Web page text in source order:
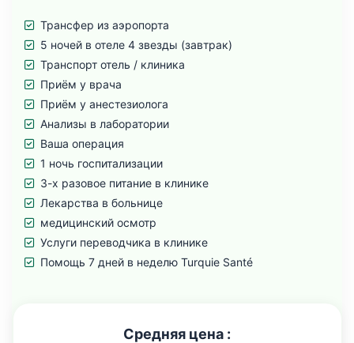
Трансфер из аэропорта
5 ночей в отеле 4 звезды (завтрак)
Транспорт отель / клиника
Приём у врача
Приём у анестезиолога
Анализы в лаборатории
Ваша операция
1 ночь госпитализации
3-х разовое питание в клинике
Лекарства в больнице
медицинский осмотр
Услуги переводчика в клинике
Помощь 7 дней в неделю Turquie Santé
Средняя цена :